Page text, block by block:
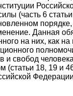
(часть 6
Данная
на них, как
и свобод
(статьи 18, 19 и